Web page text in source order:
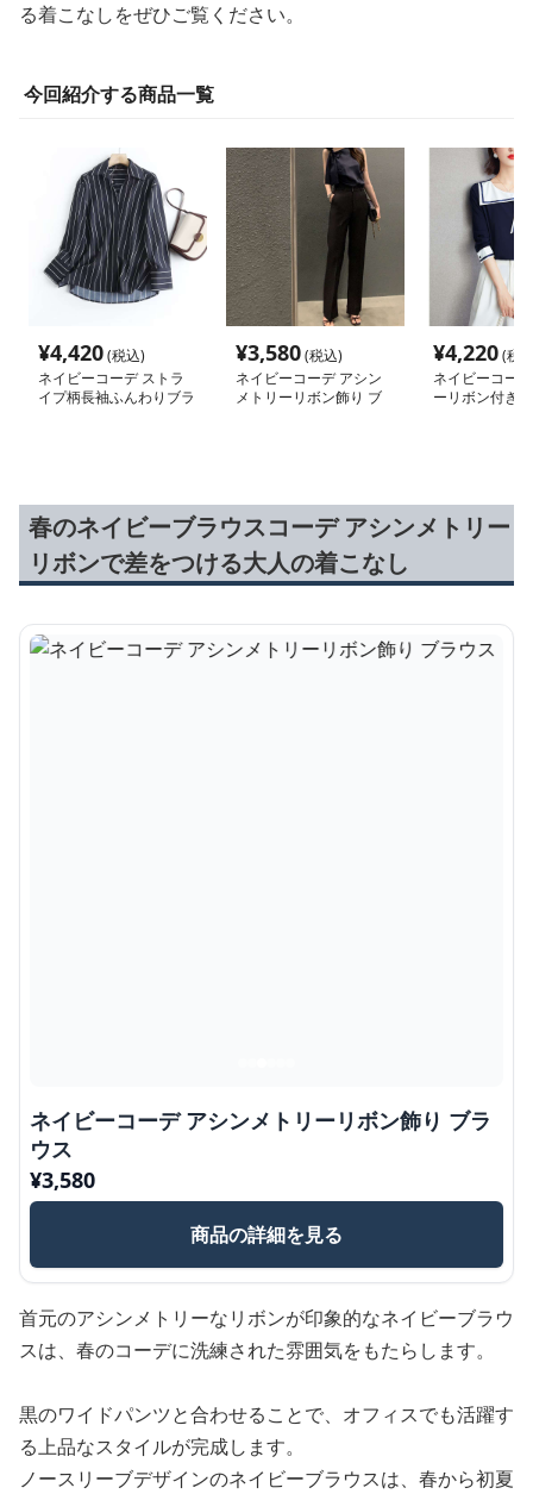
る着こなしをぜひご覧ください。
今回紹介する商品一覧
¥4,420(税込)
ネイビーコーデ ストラ
イプ柄長袖ふんわりブラ
¥3,580(税込)
ネイビーコーデ アシン
メトリーリボン飾り ブ
¥4,220(税
ネイビーコー
ーリボン付き
春のネイビーブラウスコーデ アシンメトリー
リボンで差をつける大人の着こなし
ネイビーコーデ アシンメトリーリボン飾り ブラ
ウス
¥3,580
商品の詳細を見る
首元のアシンメトリーなリボンが印象的なネイビーブラウ
スは、春のコーデに洗練された雰囲気をもたらします。
黒のワイドパンツと合わせることで、オフィスでも活躍す
る上品なスタイルが完成します。
ノースリーブデザインのネイビーブラウスは、春から初夏